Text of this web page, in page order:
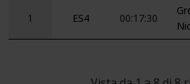
1 ES4 00:17:30